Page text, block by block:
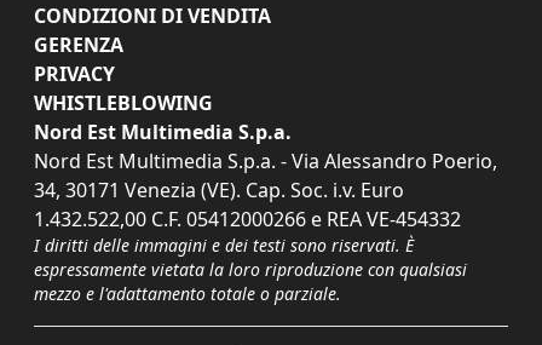
CONDIZIONI DI VENDITA
GERENZA
PRIVACY
WHISTLEBLOWING
Nord Est Multimedia S.p.a.
Nord Est Multimedia S.p.a. - Via Alessandro Poerio,
34, 30171 Venezia (VE). Cap. Soc. i.v. Euro
1.432.522,00 C.F. 05412000266 e REA VE-454332
I diritti delle immagini e dei testi sono riservati. È
espressamente vietata la loro riproduzione con qualsiasi
mezzo e l'adattamento totale o parziale.